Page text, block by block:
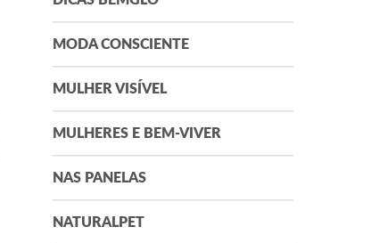
MODA CONSCIENTE
MULHER VISÍVEL
MULHERES E BEM-VIVER
NAS PANELAS
NATURALPET